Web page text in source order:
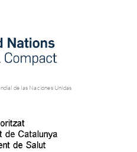
de las Naciones Unidas